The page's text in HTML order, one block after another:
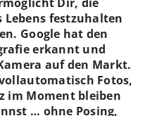
Lebens festzuhalten
Google hat den
erkannt und
auf den Markt.
Fotos,
im Moment bleiben
… ohne Posing,